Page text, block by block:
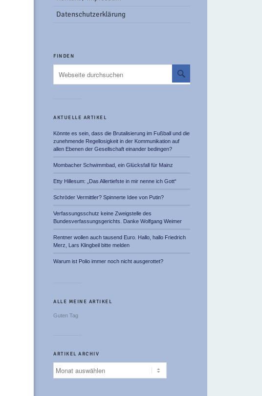
Datenschutzerklärung
FINDEN
AKTUELLE ARTIKEL
Könnte es sein, dass die Brutalisierung im Fußball und die
zunehmende Regellosigkeit in der Kommunikation auf
allen Ebenen der Gesellschaft einander bedingen?
Mombacher Schwimmbad, ein Glücksfall für Mainz
Etty Hillesum: „Das Allertiefste in mir nenne ich Gott“
Schröder Vermittler? Spinnerte Idee von Putin?
Verfassungsschutz keine Zweigstelle des
Bundesverfassungsgerichts. Danke Wolfgang Weimer
Rentner wollen auch tausend Euro. Hallo, hallo Friedrich
Merz, Lars Klingbeil bitte melden
Warum ist Polio immer noch nicht ausgerottet?
ALLE MEINE ARTIKEL
Guten Tag
ARTIKEL ARCHIV
Artikel
Archiv